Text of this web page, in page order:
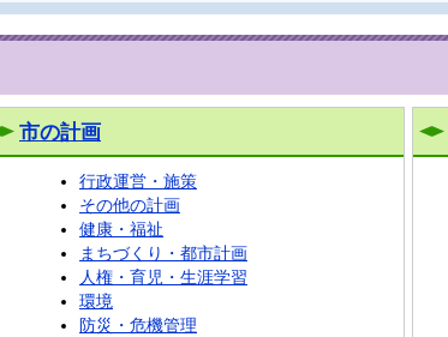
市の計画
行政運営・施策
その他の計画
健康・福祉
まちづくり・都市計画
人権・育児・生涯学習
環境
防災・危機管理